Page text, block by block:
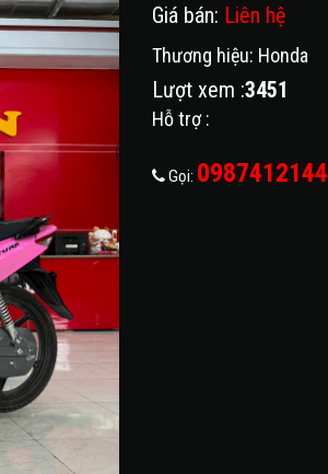
Giá bán: Liên hệ
Thương hiệu: Honda
Lượt xem :3451
Hỗ trợ :
Gọi: 0987412144